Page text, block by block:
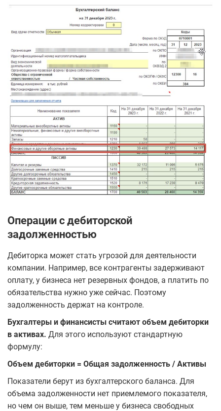
Операции с дебиторской
задолженностью
Дебиторка может стать угрозой для деятельности
компании. Например, все контрагенты задерживают
оплату, у бизнеса нет резервных фондов, а платить по
обязательства нужно уже сейчас. Поэтому
задолженность держат на контроле.
Бухгалтеры и финансисты считают объем дебиторки
в активах. Для этого используют стандартную
формулу:
Объем дебиторки = Общая задолженность / Активы
Показатели берут из бухгалтерского баланса. Для
объема задолженности нет приемлемого показателя,
но чем он выше, тем меньше у бизнеса свободных